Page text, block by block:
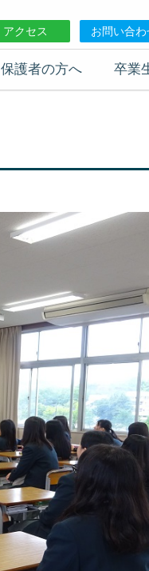
アクセス お問い合わ
保護者の方へ 卒業